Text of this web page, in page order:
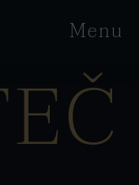
Menu